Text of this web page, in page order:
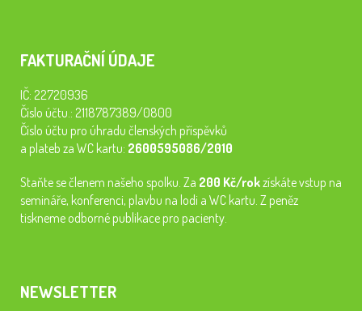
FAKTURAČNÍ ÚDAJE
IČ: 22720936
Číslo účtu.: 2118787389/0800
Číslo účtu pro úhradu členských příspěvků
a plateb za WC kartu: 2600595086/2010
Staňte se členem našeho spolku. Za 200 Kč/rokzískáte vstup na
semináře, konferenci, plavbu na lodi a WC kartu. Z peněz
tiskneme odborné publikace pro pacienty.
NEWSLETTER